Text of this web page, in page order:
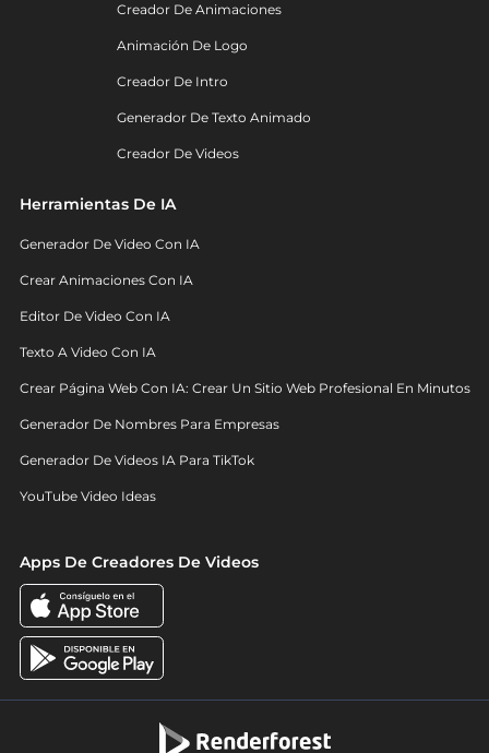
Creador De Animaciones
Animación De Logo
Creador De Intro
Generador De Texto Animado
Creador De Videos
Herramientas De IA
Generador De Video Con IA
Crear Animaciones Con IA
Editor De Video Con IA
Texto A Video Con IA
Crear Página Web Con IA: Crear Un Sitio Web Profesional En Minutos
Generador De Nombres Para Empresas
Generador De Videos IA Para TikTok
YouTube Video Ideas
Apps De Creadores De Videos